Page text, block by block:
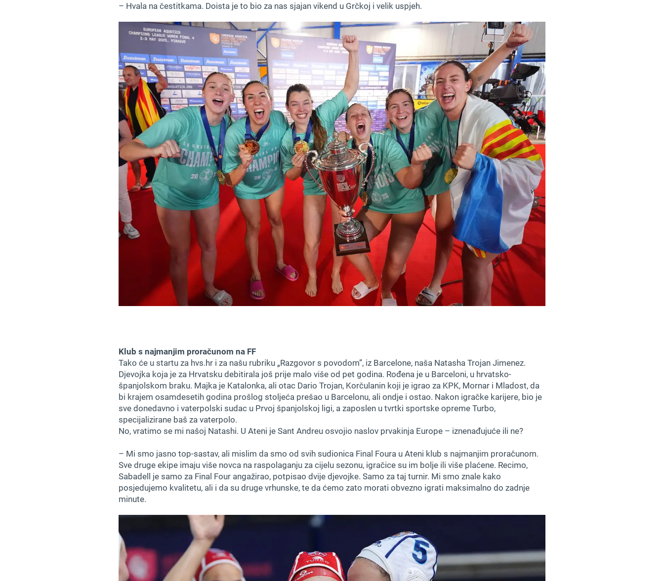
– Hvala na čestitkama. Doista je to bio za nas sjajan vikend u Grčkoj i velik uspjeh.
Klub s najmanjim proračunom na FF
Tako će u startu za hvs.hr i za našu rubriku „Razgovor s povodom”, iz Barcelone, naša Natasha Trojan Jimenez.
Djevojka koja je za Hrvatsku debitirala još prije malo više od pet godina. Rođena je u Barceloni, u hrvatsko-
španjolskom braku. Majka je Katalonka, ali otac Dario Trojan, Korčulanin koji je igrao za KPK, Mornar i Mladost, da
bi krajem osamdesetih godina prošlog stoljeća prešao u Barcelonu, ali ondje i ostao. Nakon igračke karijere, bio je
sve donedavno i vaterpolski sudac u Prvoj španjolskoj ligi, a zaposlen u tvrtki sportske opreme Turbo,
specijalizirane baš za vaterpolo.
No, vratimo se mi našoj Natashi. U Ateni je Sant Andreu osvojio naslov prvakinja Europe – iznenađujuće ili ne?
– Mi smo jasno top-sastav, ali mislim da smo od svih sudionica Final Foura u Ateni klub s najmanjim proračunom.
Sve druge ekipe imaju više novca na raspolaganju za cijelu sezonu, igračice su im bolje ili više plaćene. Recimo,
Sabadell je samo za Final Four angažirao, potpisao dvije djevojke. Samo za taj turnir. Mi smo znale kako
posjedujemo kvalitetu, ali i da su druge vrhunske, te da ćemo zato morati obvezno igrati maksimalno do zadnje
minute.